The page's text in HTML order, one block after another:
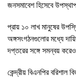
জনসমাবেশ হিসেবে
প্রায় ১০ লাখ মানুষের
অঙ্গসংগঠনগুলোর মধ্যে
দপ্তরের সঙ্গে সমন্বয়
কেন্দ্রীয় বিএনপির বরিশাল